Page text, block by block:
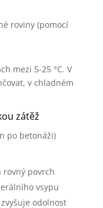
roviny (pomocí
mezi 5-25 °C. V
v chladném
zátěž
po betonáži)
rovný povrch
vsypu
odolnost